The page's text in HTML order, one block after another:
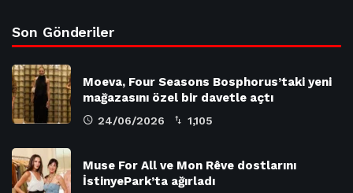
Son Gönderiler
Moeva, Four Seasons Bosphorus’taki yeni
mağazasını özel bir davetle açtı
24/06/2026 1,105
Muse For All ve Mon Rêve dostlarını
İstinyePark’ta ağırladı